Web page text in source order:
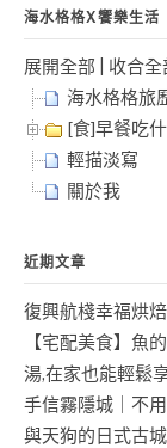
海水格格X饗樂生活
展開全部
收合全
海水格格旅
[食]早餐吃
輕描淡寫
關於我
近期文章
復興航棧幸福烘
【宅配美食】魚
湯,在家也能輕鬆
手信霧隱城｜不
與天狗的日式古城